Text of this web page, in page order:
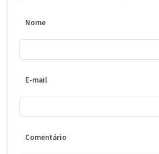
Nome
E-mail
Comentário